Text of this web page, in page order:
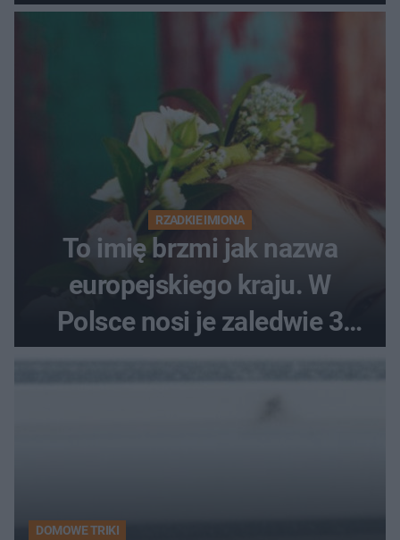
RZADKIE IMIONA
To imię brzmi jak nazwa
europejskiego kraju. W
Polsce nosi je zaledwie 3
kobiety
DOMOWE TRIKI